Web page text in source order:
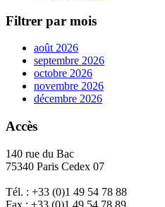
Filtrer par mois
août 2026
septembre 2026
octobre 2026
novembre 2026
décembre 2026
Accès
140 rue du Bac
75340 Paris Cedex 07
Tél. : +33 (0)1 49 54 78 88
Fax : +33 (0)1 49 54 78 89